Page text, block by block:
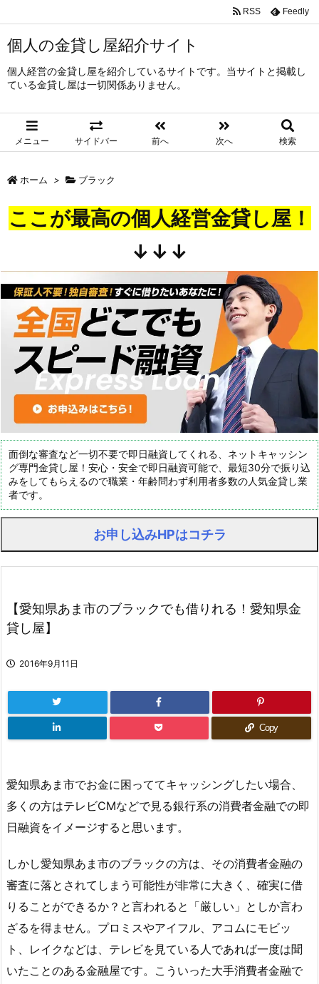
個人の金貸し屋紹介サイト
個人経営の金貸し屋を紹介しているサイトです。当サイトと掲載し
ている金貸し屋は一切関係ありません。
メニュー サイドバー 前へ 次へ 検索
RSS Feedly
ホーム > ブラック
ここが最高の個人経営金貸し屋！
↓↓↓
面倒な審査など一切不要で即日融資してくれる、ネットキャッシン
グ専門金貸し屋！安心・安全で即日融資可能で、最短30分で振り込
みをしてもらえるので職業・年齢問わず利用者多数の人気金貸し業
者です。
お申し込みHPはコチラ
【愛知県あま市のブラックでも借りれる！愛知県金
貸し屋】
2016年9月11日
Copy
愛知県あま市でお金に困っててキャッシングしたい場合、
多くの方はテレビCMなどで見る銀行系の消費者金融での即
日融資をイメージすると思います。
しかし愛知県あま市のブラックの方は、その消費者金融の
審査に落とされてしまう可能性が非常に大きく、確実に借
りることができるか？と言われると「厳しい」としか言わ
ざるを得ません。プロミスやアイフル、アコムにモビッ
ト、レイクなどは、テレビを見ている人であれば一度は聞
いたことのある金融屋です。こういった大手消費者金融で